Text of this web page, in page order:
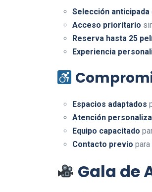
Selección anticipada
Acceso prioritario
Reserva hasta 25
Experiencia
Espacios adaptados
Atención
Equipo capacitado
Contacto previo
Gala de